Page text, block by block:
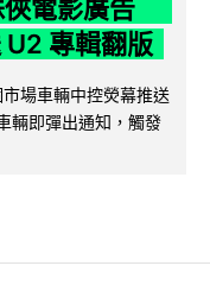
俠電影廣告
專輯翻版
場車輛中控熒幕推送
輛即彈出通知，觸發